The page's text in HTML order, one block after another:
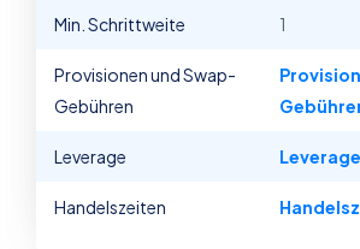
Min. Schrittweite 1
Provisionen und Swap-
Gebühren
Leverage Leverage
Handelszeiten